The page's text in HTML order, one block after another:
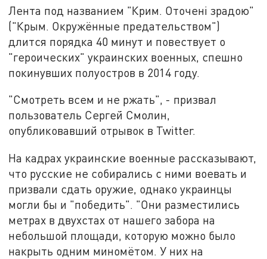
Лента под названием "Крим. Оточені зрадою"
("Крым. Окружённые предательством")
длится порядка 40 минут и повествует о
"героических" украинских военных, спешно
покинувших полуостров в 2014 году.
"Смотреть всем и не ржать", - призвал
пользователь Сергей Смолин,
опубликовавший отрывок в Twitter.
На кадрах украинские военные рассказывают,
что русские не собирались с ними воевать и
призвали сдать оружие, однако украинцы
могли бы и "победить". "Они разместились
метрах в двухстах от нашего забора на
небольшой площади, которую можно было
накрыть одним миномётом. У них на